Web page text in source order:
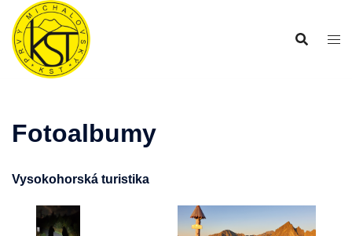
Preskočiť
obsah
Fotoalbumy
Vysokohorská turistika